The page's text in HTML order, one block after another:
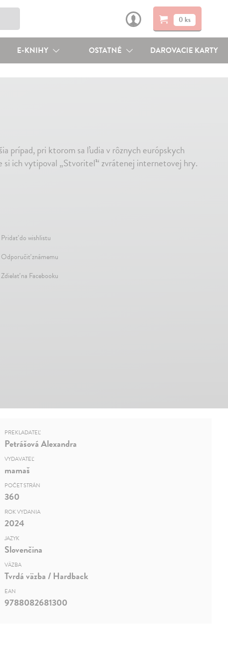
0 ks
E-KNIHY OSTATNÉ DAROVACIE KARTY
prípad, pri ktorom sa ľudia v rôznych európskych
ich vytipoval „Stvoriteľ“ zvrátenej internetovej hry.
Pridať do wishlistu
Odporučiť známemu
Zdielať na Facebooku
PREKLADATEĽ
Petrášová Alexandra
VYDAVATEĽ
mamaš
POČET STRÁN
360
ROK VYDANIA
2024
JAZYK
Slovenčina
VÄZBA
Tvrdá väzba / Hardback
EAN
9788082681300